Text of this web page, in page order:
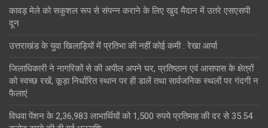
कावड़ मेले को सकुशल रूप से संपन्न कराने के लिए खुद मैदान में उतरे एसएसपी
दून
उत्तराखंड के युवा खिलाड़ियों में प्रतिभा की नहीं कोई कमी : रेखा आर्या
जिलाधिकारी ने नागरिकों से की अपील अपने घर, प्रतिष्ठान एवं आसपास के क्षेत्रों
को स्वच्छ रखें, कूड़ा निर्धारित स्थान पर ही डालें तथा सार्वजनिक स्थलों पर गंदगी न
फैलाएं
विधवा पेंशन के 2,36,983 लाभार्थियों को 1,500 रुपये प्रतिमाह की दर से 35.54